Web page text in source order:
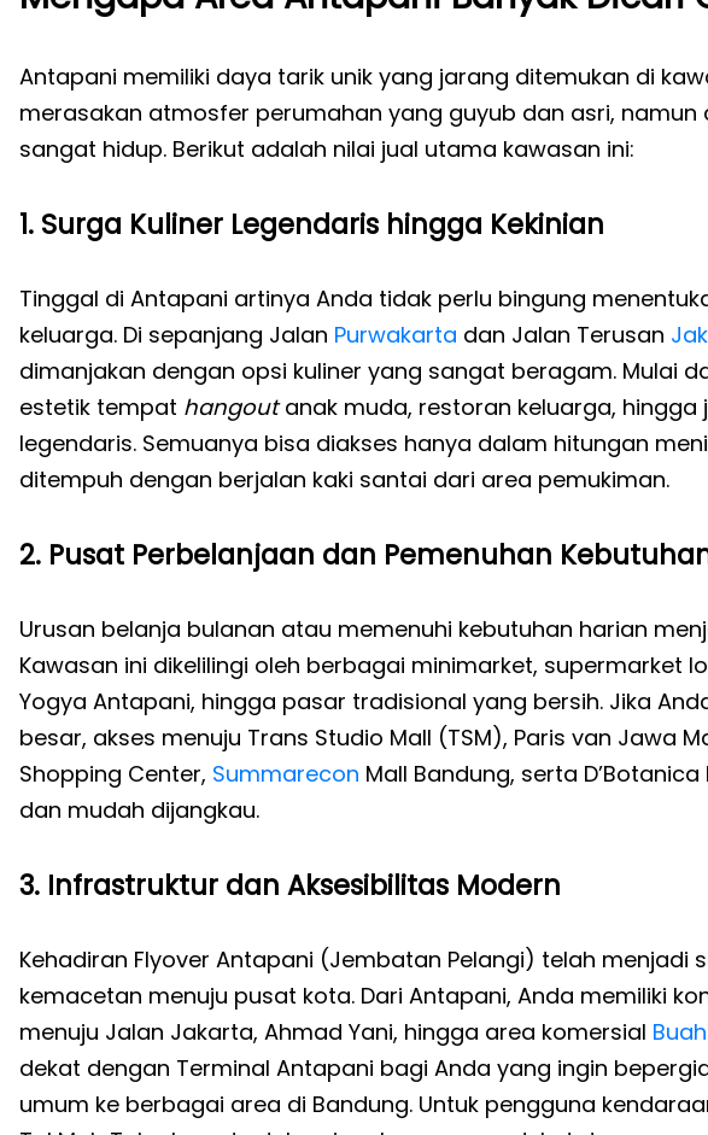
Antapani memiliki daya tarik unik yang jarang ditemukan di
merasakan atmosfer perumahan yang guyub dan asri,
sangat hidup. Berikut adalah nilai jual utama kawasan ini:
1. Surga Kuliner Legendaris hingga Kekinian
Tinggal di Antapani artinya Anda tidak perlu bingung
keluarga. Di sepanjang Jalan Purwakarta dan Jalan Terusan
dimanjakan dengan opsi kuliner yang sangat beragam. Mulai
estetik tempat hangoutanak muda, restoran keluarga, hingga
legendaris. Semuanya bisa diakses hanya dalam hitungan
ditempuh dengan berjalan kaki santai dari area pemukiman.
2. Pusat Perbelanjaan dan Pemenuhan
Urusan belanja bulanan atau memenuhi kebutuhan harian
Kawasan ini dikelilingi oleh berbagai minimarket, supermarket
Yogya Antapani, hingga pasar tradisional yang bersih. Jika
besar, akses menuju Trans Studio Mall (TSM), Paris van Jawa
Shopping Center, Summarecon Mall Bandung, serta
dan mudah dijangkau.
3. Infrastruktur dan Aksesibilitas Modern
Kehadiran Flyover Antapani (Jembatan Pelangi) telah menjadi
kemacetan menuju pusat kota. Dari Antapani, Anda memiliki
menuju Jalan Jakarta, Ahmad Yani, hingga area komersial
dekat dengan Terminal Antapani bagi Anda yang ingin
umum ke berbagai area di Bandung. Untuk pengguna